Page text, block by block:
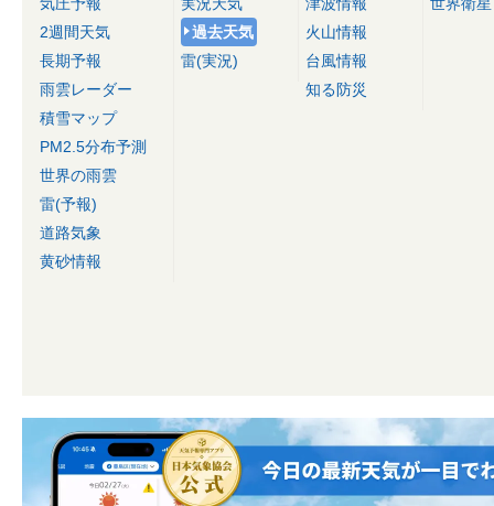
2週間天気
長期予報
雨雲レーダー
積雪マップ
PM2.5分布予測
世界の雨雲
雷(予報)
道路気象
黄砂情報
過去天気
雷(実況)
火山情報
台風情報
知る防災